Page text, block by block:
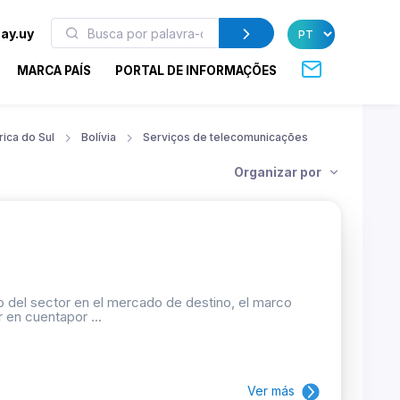
MARCA PAÍS PORTAL DE INFORMAÇÕES
do Sul Bolívia Serviços de telecomunicações
Organizar por
sector en el mercado de destino, el marco
en cuentapor ...
Ver más